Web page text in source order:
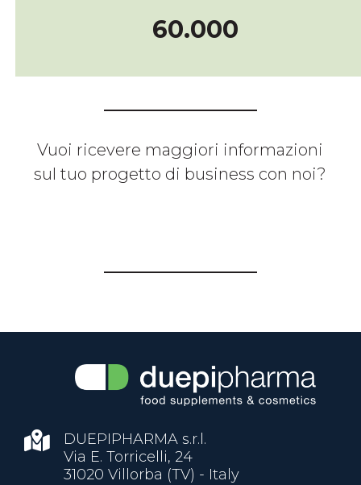
60.000
Vuoi ricevere maggiori informazioni
sul tuo progetto di business con noi?
DUEPIPHARMA s.r.l.
Via E. Torricelli, 24
31020 Villorba (TV) - Italy